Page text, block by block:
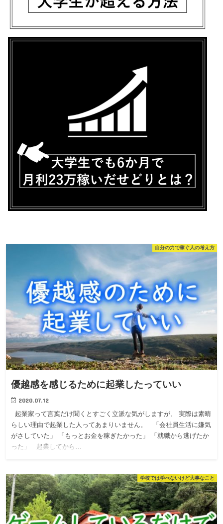
自分の力で稼ぐ人の考え方
優越感を感じるために起業したっていい
2020.07.12
起業家って言葉だけ聞くとすごく立派な気がしますが、 実際は素晴
らしい理由で起業した人ってあまりいません。 「会社員生活に嫌気
がさしていた」 「もっとお金を稼ぎたかった」 「就職から逃げたか
った」 起業してから…
学校では学べないけど大事なこと